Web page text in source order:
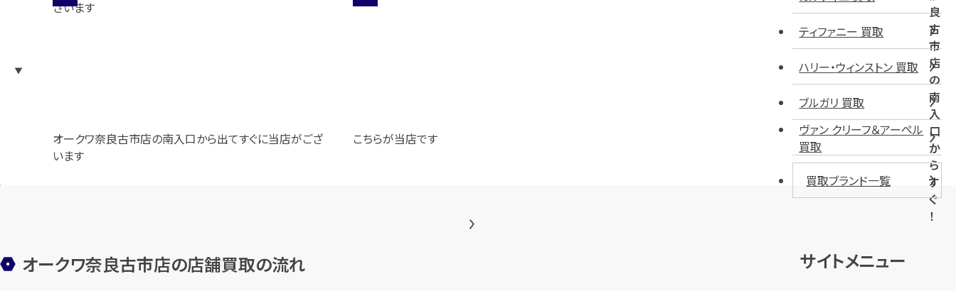
良
古
市
店
の
南
入
口
か
ら
す
ぐ
！
オークワ奈良古市店の南入口から出てすぐに当店がござ
います
こちらが当店です
オークワ奈良古市店の店舗買取の流れ
ティファニー 買取
ハリー・ウィンストン 買取
ブルガリ 買取
ヴァン クリーフ＆アーペル
買取
買取ブランド一覧
サイトメニュー